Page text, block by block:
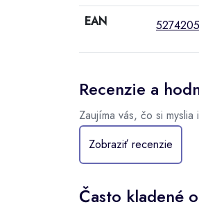
EAN
Recenzie a
Zaujíma vás, čo si
Zobraziť recenzie
Často kladené